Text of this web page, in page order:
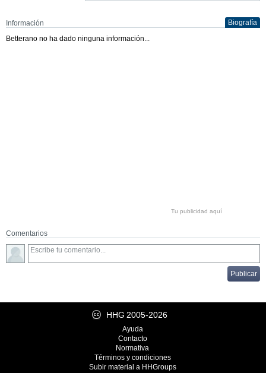
Información
Biografía
Betterano no ha dado ninguna información...
Tu publicidad aquí
Comentarios
HHG 2005-2026
Ayuda
Contacto
Normativa
Términos y condiciones
Subir material a HHGroups